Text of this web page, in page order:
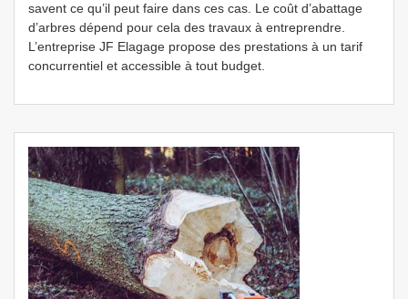
savent ce qu’il peut faire dans ces cas. Le coût d’abattage
d’arbres dépend pour cela des travaux à entreprendre.
L’entreprise JF Elagage propose des prestations à un tarif
concurrentiel et accessible à tout budget.